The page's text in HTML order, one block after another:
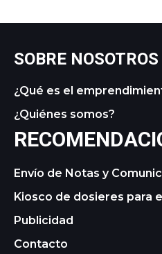
SOBRE NOSOTROS
¿Qué es el
¿Quiénes somos?
Envío de Notas y
Kiosco de dosieres para
Publicidad
Contacto